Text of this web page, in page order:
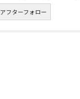
アフターフォロー